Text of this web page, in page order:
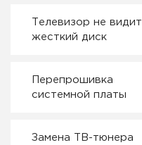
Телевизор не видит
жесткий диск
Перепрошивка
системной платы
Замена ТВ-тюнера